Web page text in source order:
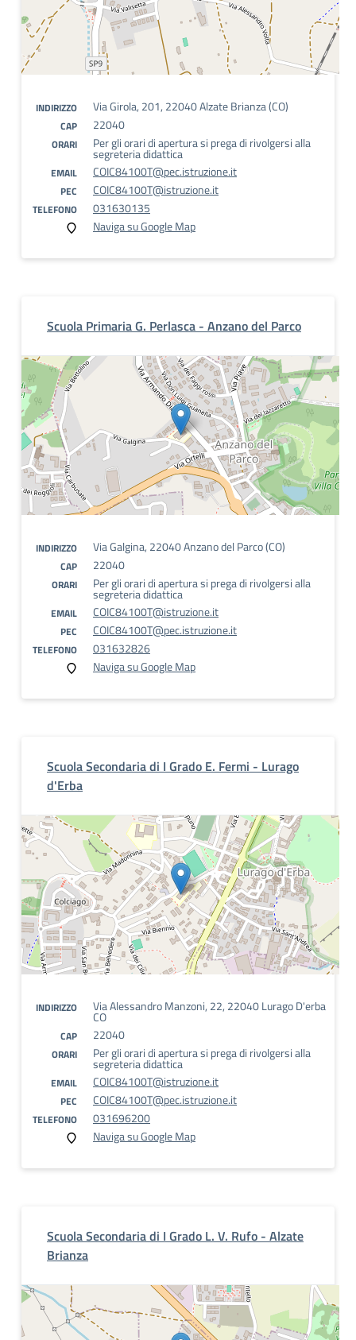
INDIRIZZO Via Girola, 201, 22040 Alzate Brianza (CO)
CAP 22040
ORARI Per gli orari di apertura si prega di rivolgersi alla
segreteria didattica
EMAIL COIC84100T@pec.istruzione.it
PEC COIC84100T@istruzione.it
TELEFONO
031630135
Naviga su Google Map
Scuola Primaria G. Perlasca - Anzano del Parco
INDIRIZZO Via Galgina, 22040 Anzano del Parco (CO)
CAP 22040
ORARI Per gli orari di apertura si prega di rivolgersi alla
segreteria didattica
EMAIL COIC84100T@istruzione.it
PEC COIC84100T@pec.istruzione.it
TELEFONO
031632826
Naviga su Google Map
Scuola Secondaria di I Grado E. Fermi - Lurago
d'Erba
INDIRIZZO Via Alessandro Manzoni, 22, 22040 Lurago D'erba
CO
CAP 22040
ORARI Per gli orari di apertura si prega di rivolgersi alla
segreteria didattica
EMAIL COIC84100T@istruzione.it
PEC COIC84100T@pec.istruzione.it
TELEFONO
031696200
Naviga su Google Map
Scuola Secondaria di I Grado L. V. Rufo - Alzate
Brianza